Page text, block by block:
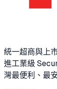
統一超商與上
進工業級
灣最便利、最